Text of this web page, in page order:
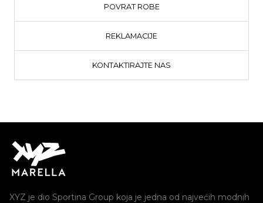
POVRAT ROBE
REKLAMACIJE
KONTAKTIRAJTE NAS
XYZ je dio Sportina Group koja je jedna od najvećih modnih